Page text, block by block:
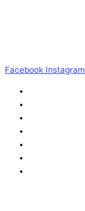
Facebook Instagram